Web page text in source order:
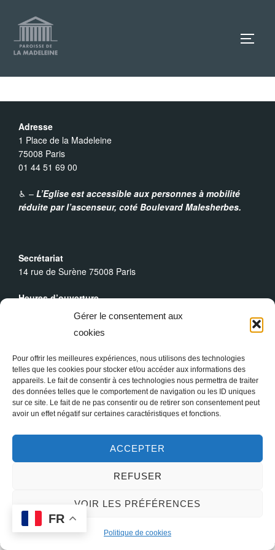
Gérer le consentement aux
cookies
Pour offrir les meilleures expériences, nous utilisons des technologies
telles que les cookies pour stocker et/ou accéder aux informations des
appareils. Le fait de consentir à ces technologies nous permettra de traiter
des données telles que le comportement de navigation ou les ID uniques
sur ce site. Le fait de ne pas consentir ou de retirer son consentement peut
avoir un effet négatif sur certaines caractéristiques et fonctions.
ACCEPTER
REFUSER
VOIR LES PRÉFÉRENCES
Politique de cookies
contenu
Adresse
1 Place de la Madeleine
75008 Paris
01 44 51 69 00
♿︎ – L’Eglise est accessible aux personnes à mobilité
réduite par l’ascenseur, coté Boulevard Malesherbes.
Secrétariat
14 rue de Surène 75008 Paris
Heures d’ouverture
Du lundi au dimanche : 9h30 - 19h00
Messes Dominicales
Dimanche, messe à10h30et18h
Copyright © 2026 Sainte Marie-Madeleine à Paris
FR